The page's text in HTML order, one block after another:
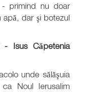
primind nu doar
apă, dar şi botezul
Isus Căpetenia
unde sălăşuia
Noul Ierusalim